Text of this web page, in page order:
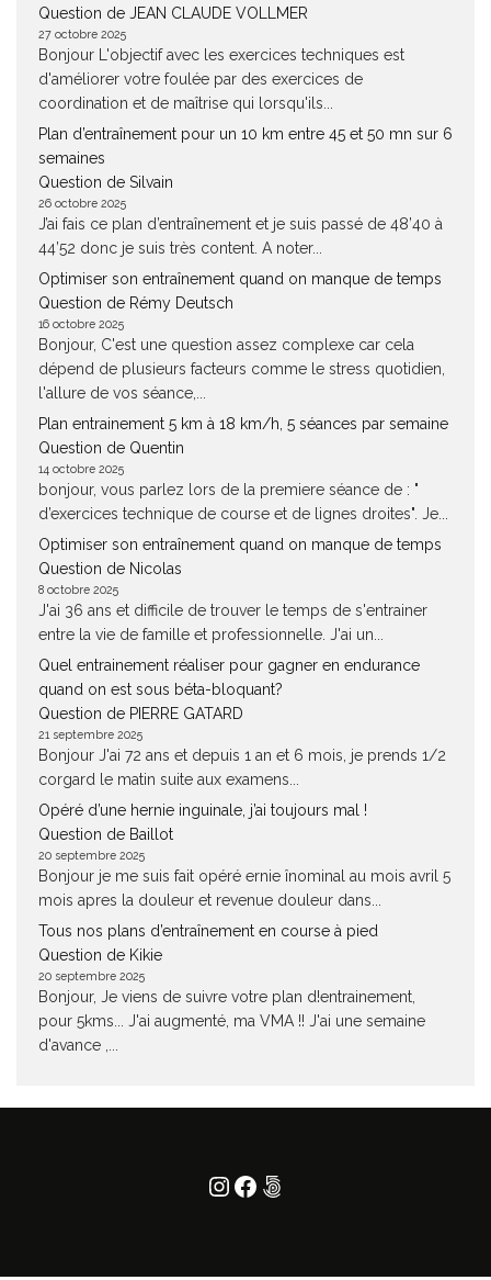
Question de JEAN CLAUDE VOLLMER
27 octobre 2025
Bonjour L'objectif avec les exercices techniques est
d'améliorer votre foulée par des exercices de
coordination et de maîtrise qui lorsqu'ils...
Plan d’entraînement pour un 10 km entre 45 et 50 mn sur 6
semaines
Question de Silvain
26 octobre 2025
J’ai fais ce plan d’entraînement et je suis passé de 48’40 à
44’52 donc je suis très content. A noter...
Optimiser son entraînement quand on manque de temps
Question de Rémy Deutsch
16 octobre 2025
Bonjour, C'est une question assez complexe car cela
dépend de plusieurs facteurs comme le stress quotidien,
l'allure de vos séance,...
Plan entrainement 5 km à 18 km/h, 5 séances par semaine
Question de Quentin
14 octobre 2025
bonjour, vous parlez lors de la premiere séance de : "
d’exercices technique de course et de lignes droites". Je...
Optimiser son entraînement quand on manque de temps
Question de Nicolas
8 octobre 2025
J'ai 36 ans et difficile de trouver le temps de s'entrainer
entre la vie de famille et professionnelle. J'ai un...
Quel entrainement réaliser pour gagner en endurance
quand on est sous béta-bloquant?
Question de PIERRE GATARD
21 septembre 2025
Bonjour J'ai 72 ans et depuis 1 an et 6 mois, je prends 1/2
corgard le matin suite aux examens...
Opéré d’une hernie inguinale, j’ai toujours mal !
Question de Baillot
20 septembre 2025
Bonjour je me suis fait opéré ernie înominal au mois avril 5
mois apres la douleur et revenue douleur dans...
Tous nos plans d’entraînement en course à pied
Question de Kikie
20 septembre 2025
Bonjour, Je viens de suivre votre plan d!entrainement,
pour 5kms... J'ai augmenté, ma VMA !! J'ai une semaine
d'avance ,...
Instagram
Facebook
500px